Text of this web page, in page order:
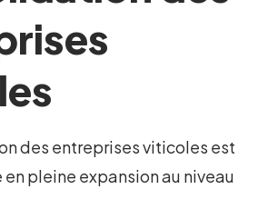
des entreprises viticoles est
en pleine expansion au niveau